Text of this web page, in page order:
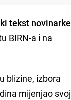
tekst novinarke
BIRN-a i na
blizine, izbora
mijenjao svoj